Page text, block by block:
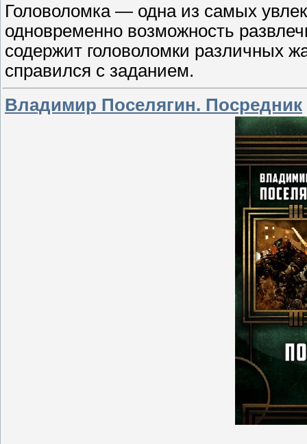
Головоломка — одна из самых
одновременно возможность
содержит головоломки различных
справился с заданием.
Владимир Поселягин. Посредник